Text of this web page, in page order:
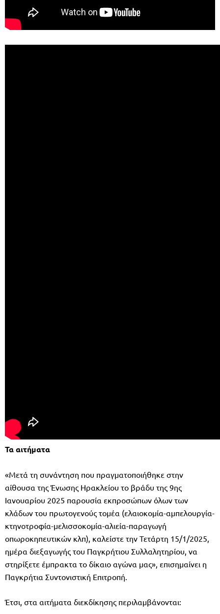
Τα αιτήματα
«Μετά τη συνάντηση που πραγματοποιήθηκε στην
αίθουσα της Ένωσης Ηρακλείου το βράδυ της 9ης
Ιανουαρίου 2025 παρουσία εκπροσώπων όλων των
κλάδων του πρωτογενούς τομέα (ελαιοκομία-αμπελουργία-
κτηνοτροφία-μελισσοκομία-αλιεία-παραγωγή
οπωροκηπευτικών κλπ), καλείστε την Τετάρτη 15/1/2025,
ημέρα διεξαγωγής του Παγκρήτιου Συλλαλητηρίου, να
στηρίξετε έμπρακτα το δίκαιο αγώνα μας», επισημαίνει η
Παγκρήτια Συντονιστική Επιτροπή.
Έτσι, στα αιτήματα διεκδίκησης περιλαμβάνονται: